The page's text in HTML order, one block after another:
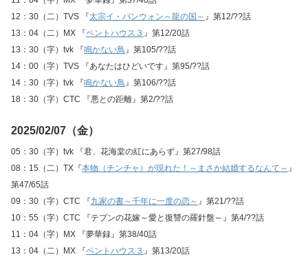
12：30（二）TVS 『太宗イ・バンウォン～龍の国～ 』第12/??話
13：04（二）MX 『ペントハウス３ 』第12/20話
13：30（字）tvk 『鳴かない鳥』第105/??話
14：00（字）TVS 『あなたはひどいです』第95/??話
14：30（字）tvk 『鳴かない鳥』第106/??話
18：30（字）CTC 『悪との距離』第2/??話
2025/02/07（金）
05：30（字）tvk 『君、花海棠の紅にあらず』第27/98話
08：15（二）TX『本物（チンチャ）が現れた！～まさか結婚するなんて～ 』
第47/65話
09：30（字）CTC 『九家の書～千年に一度の恋～ 』第21/??話
10：55（字）CTC 『テプンの花嫁～愛と復讐の羅針盤～』第4/??話
11：04（字）MX 『夢華録』第38/40話
13：04（二）MX 『ペントハウス３ 』第13/20話